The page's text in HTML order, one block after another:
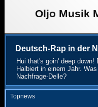
Oljo Musik
Deutsch-Rap in der
Hui that's goin' deep down!
Halbiert in einem Jahr.
Nachfrage-Delle?
Topnews